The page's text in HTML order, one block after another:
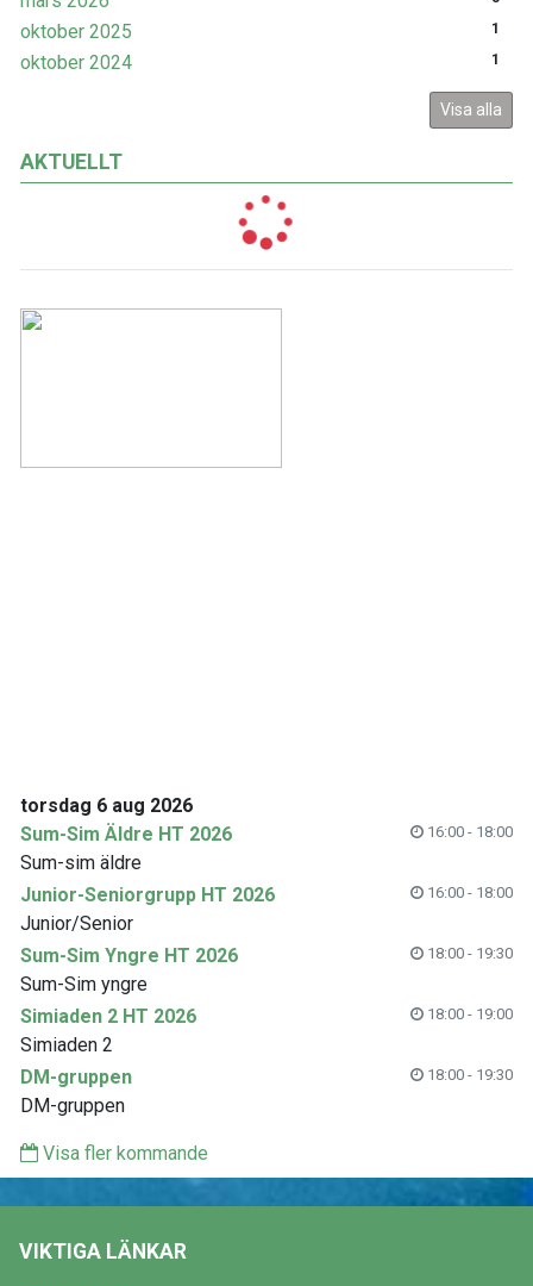
oktober 2025 1
oktober 2024 1
Visa alla
AKTUELLT
torsdag 6 aug 2026
Sum-Sim Äldre HT 2026
16:00 - 18:00
Sum-sim äldre
Junior-Seniorgrupp HT 2026
16:00 - 18:00
Junior/Senior
Sum-Sim Yngre HT 2026
18:00 - 19:30
Sum-Sim yngre
Simiaden 2 HT 2026
18:00 - 19:00
Simiaden 2
DM-gruppen
18:00 - 19:30
DM-gruppen
Visa fler kommande
VIKTIGA LÄNKAR